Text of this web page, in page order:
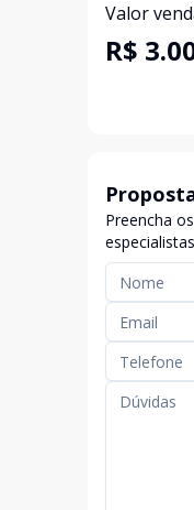
Valor
R$
Preencha